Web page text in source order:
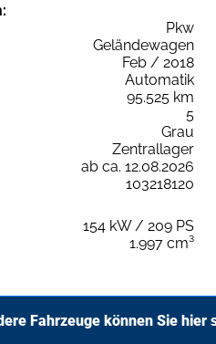
Pkw
Geländewagen
Feb / 2018
Automatik
95.525 km
5
Grau
Zentrallager
ab ca. 12.08.2026
103218120
154 kW / 209 PS
1.997 cm³
Fahrzeuge können Sie hier